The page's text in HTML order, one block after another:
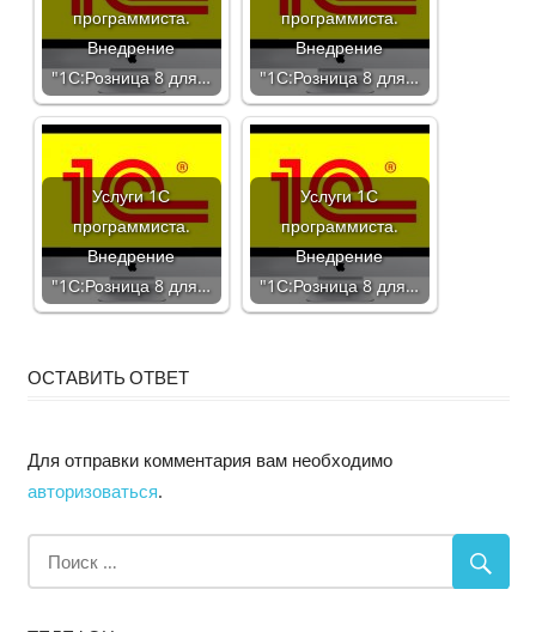
программиста.
Внедрение
"1С:Розница 8 для…
программиста.
Внедрение
"1С:Розница 8 для…
Услуги 1С
программиста.
Внедрение
"1С:Розница 8 для…
Услуги 1С
программиста.
Внедрение
"1С:Розница 8 для…
ОСТАВИТЬ ОТВЕТ
Для отправки комментария вам необходимо
авторизоваться.